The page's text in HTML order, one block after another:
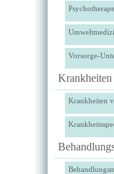
Vorsorge-
Krankheiten
Krankheiten